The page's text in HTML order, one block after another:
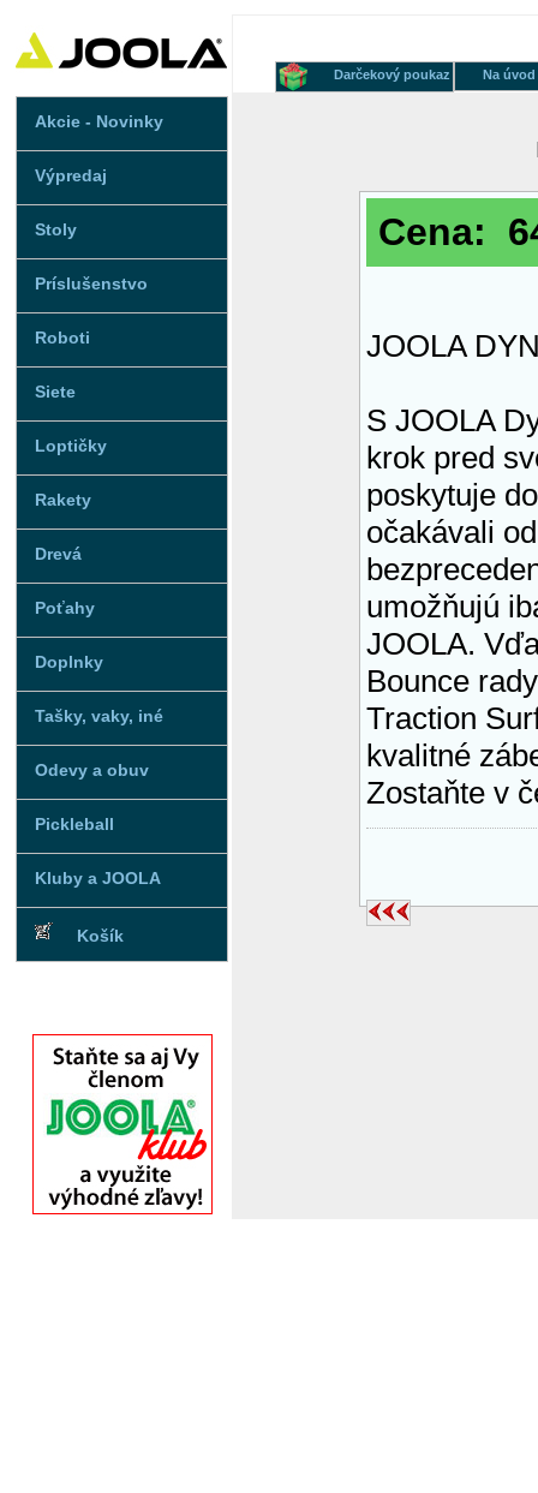
Akcie - Novinky
Výpredaj
Stoly
Príslušenstvo
Roboti
Siete
Loptičky
Rakety
Drevá
Poťahy
Doplnky
Tašky, vaky, iné
Odevy a obuv
Pickleball
Kluby a JOOLA
Košík
Na úvod
Darčekový poukaz
Cena:
JOOLA
S JOOLA
krok pred
poskytuje
očakávali
umožňujú
JOOLA.
Bounce
Traction
kvalitné
Zostaňte v